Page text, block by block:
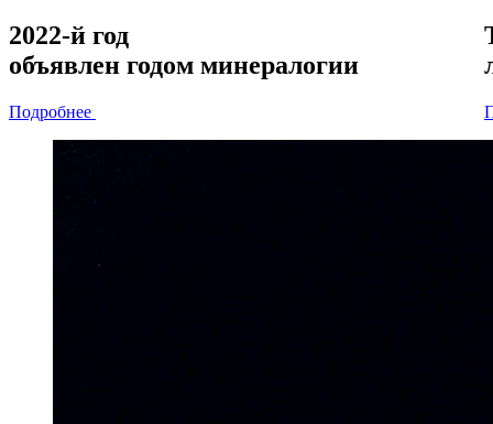
2022-й год
объявлен годом минералогии
Подробнее